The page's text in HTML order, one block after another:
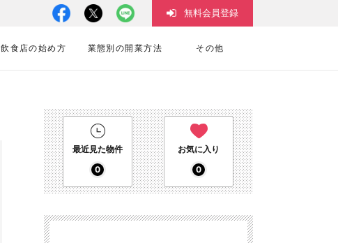
飲食店の始め方 業態別の開業方法 その他
無料会員登録
最近見た物件
0
お気に入り
0